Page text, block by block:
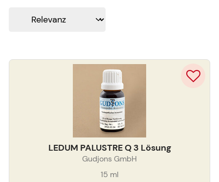
LEDUM PALUSTRE Q 3 Lösung
Gudjons GmbH
15 ml